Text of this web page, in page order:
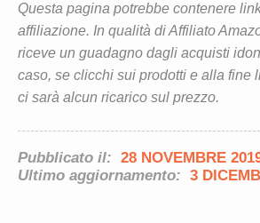
Questa pagina potrebbe contenere
affiliazione. In qualità di Affiliato
riceve un guadagno dagli acquisti
caso, se clicchi sui prodotti e alla fine
ci sarà alcun ricarico sul prezzo.
Pubblicato il: 28 NOVEMBRE
Ultimo aggiornamento: 3